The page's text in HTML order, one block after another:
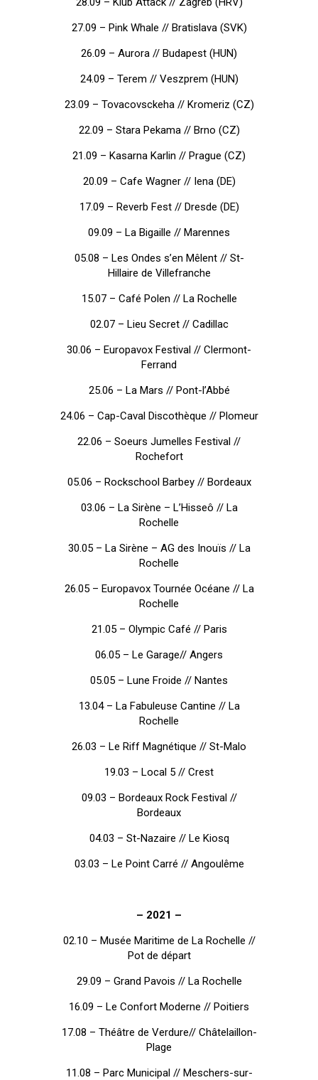
27.09 – Pink Whale // Bratislava (SVK)
26.09 – Aurora // Budapest (HUN)
24.09 – Terem // Veszprem (HUN)
23.09 – Tovacovsckeha // Kromeriz (CZ)
22.09 – Stara Pekama // Brno (CZ)
21.09 – Kasarna Karlin // Prague (CZ)
20.09 – Cafe Wagner // Iena (DE)
17.09 – Reverb Fest // Dresde (DE)
09.09 – La Bigaille // Marennes
05.08 – Les Ondes s’en Mêlent // St-
Hillaire de Villefranche
15.07 – Café Polen // La Rochelle
02.07 – Lieu Secret // Cadillac
30.06 – Europavox Festival // Clermont-
Ferrand
25.06 – La Mars // Pont-l’Abbé
24.06 – Cap-Caval Discothèque // Plomeur
22.06 – Soeurs Jumelles Festival //
Rochefort
05.06 – Rockschool Barbey // Bordeaux
03.06 – La Sirène – L’Hisseô // La
Rochelle
30.05 – La Sirène – AG des Inouïs // La
Rochelle
26.05 – Europavox Tournée Océane // La
Rochelle
21.05 – Olympic Café // Paris
06.05 – Le Garage// Angers
05.05 – Lune Froide // Nantes
13.04 – La Fabuleuse Cantine // La
Rochelle
26.03 – Le Riff Magnétique // St-Malo
19.03 – Local 5 // Crest
09.03 – Bordeaux Rock Festival //
Bordeaux
04.03 – St-Nazaire // Le Kiosq
03.03 – Le Point Carré // Angoulême
– 2021 –
02.10 – Musée Maritime de La Rochelle //
Pot de départ
29.09 – Grand Pavois // La Rochelle
16.09 – Le Confort Moderne // Poitiers
17.08 – Théâtre de Verdure// Châtelaillon-
Plage
11.08 – Parc Municipal // Meschers-sur-